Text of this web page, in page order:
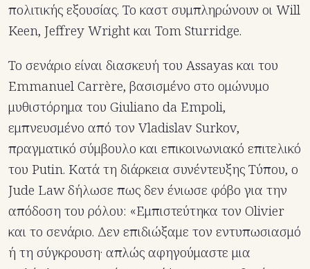
πολιτικής εξουσίας. Το καστ συμπληρώνουν οι Will
Keen, Jeffrey Wright και Tom Sturridge.
Το σενάριο είναι διασκευή του Assayas και του
Emmanuel Carrère, βασισμένο στο ομώνυμο
μυθιστόρημα του Giuliano da Empoli,
εμπνευσμένο από τον Vladislav Surkov,
πραγματικό σύμβουλο και επικοινωνιακό επιτελικό
του Putin. Κατά τη διάρκεια συνέντευξης Τύπου, ο
Jude Law δήλωσε πως δεν ένιωσε φόβο για την
απόδοση του ρόλου: «Εμπιστεύτηκα τον Olivier
και το σενάριο. Δεν επιδιώξαμε τον εντυπωσιασμό
ή τη σύγκρουση· απλώς αφηγούμαστε μια